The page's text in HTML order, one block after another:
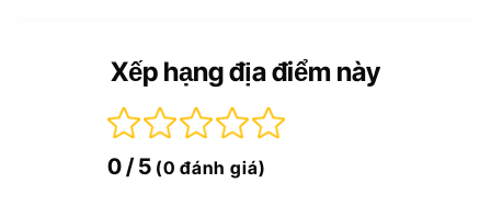
Xếp hạng địa điểm này
0/ 5 (0 đánh giá)